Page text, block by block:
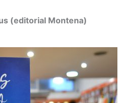
(editorial Montena)